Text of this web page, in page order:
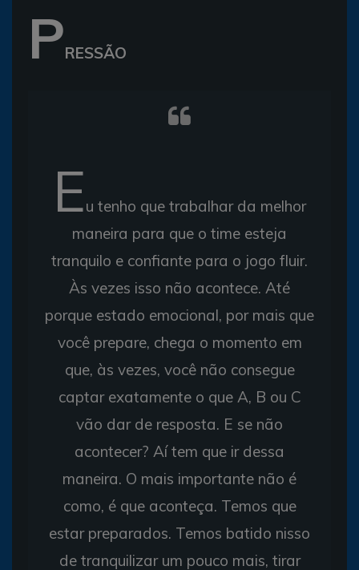
PRESSÃO
Eu tenho que trabalhar da melhor
maneira para que o time esteja
tranquilo e confiante para o jogo fluir.
Às vezes isso não acontece. Até
porque estado emocional, por mais que
você prepare, chega o momento em
que, às vezes, você não consegue
captar exatamente o que A, B ou C
vão dar de resposta. E se não
acontecer? Aí tem que ir dessa
maneira. O mais importante não é
como, é que aconteça. Temos que
estar preparados. Temos batido nisso
de tranquilizar um pouco mais, tirar